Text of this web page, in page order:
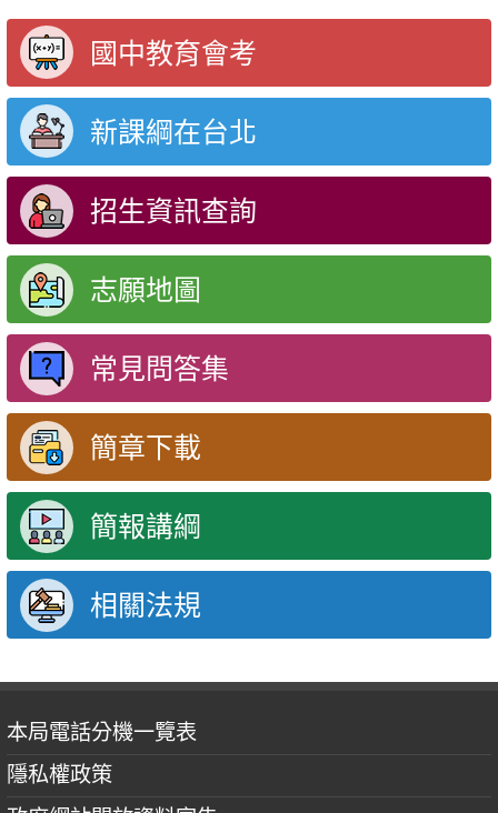
國中教育會考
新課綱在台北
招生資訊查詢
志願地圖
常見問答集
簡章下載
簡報講綱
相關法規
本局電話分機一覽表
隱私權政策